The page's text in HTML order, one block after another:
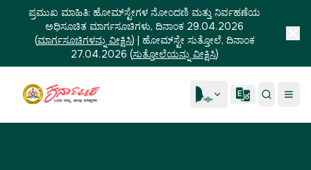
ಪ್ರಮುಖ ಮಾಹಿತಿ: ಹೋಮ್‌ಸ್ಟೇಗಳ ನೋಂದಣಿ ಮತ್ತು ನಿರ್ವಹಣೆಯ
ಅಧಿಸೂಚಿತ ಮಾರ್ಗಸೂಚಿಗಳು, ದಿನಾಂಕ 29.04.2026
(ಮಾರ್ಗಸೂಚಿಗಳನ್ನು ವೀಕ್ಷಿಸಿ) | ಹೋಮ್‌ಸ್ಟೇ ಸುತ್ತೋಲೆ, ದಿನಾಂಕ
27.04.2026 (ಸುತ್ತೋಲೆಯನ್ನು ವೀಕ್ಷಿಸಿ)